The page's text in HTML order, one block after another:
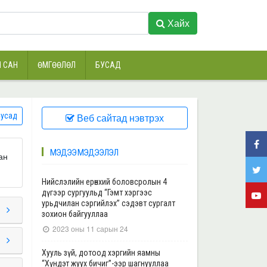
Хайх
САН ӨМГӨӨЛӨЛ БУСАД
Веб сайтад нэвтрэх
МЭДЭЭ МЭДЭЭЛЭЛ
Нийслэлийн ерөнхий боловсролын 4
дүгээр сургуульд “Гэмт хэргээс
урьдчилан сэргийлэх” сэдэвт сургалт
зохион байгууллаа
2023 оны 11 сарын 24
Хууль зүй, дотоод хэргийн яамны
“Хүндэт жуух бичиг”-ээр шагнууллаа